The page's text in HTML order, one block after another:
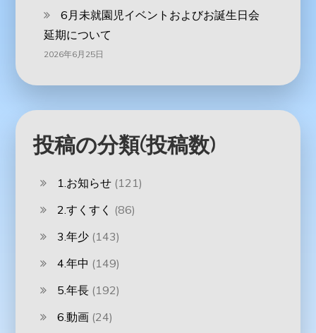
6月未就園児イベントおよびお誕生日会
延期について
2026年6月25日
投稿の分類(投稿数)
1.お知らせ (121)
2.すくすく (86)
3.年少 (143)
4.年中 (149)
5.年長 (192)
6.動画 (24)